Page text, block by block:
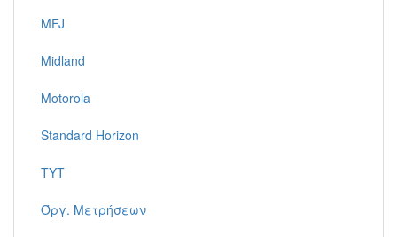
MFJ
Midland
Motorola
Standard Horizon
TYT
Όργ. Μετρήσεων